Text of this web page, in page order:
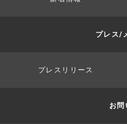
プレス/
プレスリリース
お問